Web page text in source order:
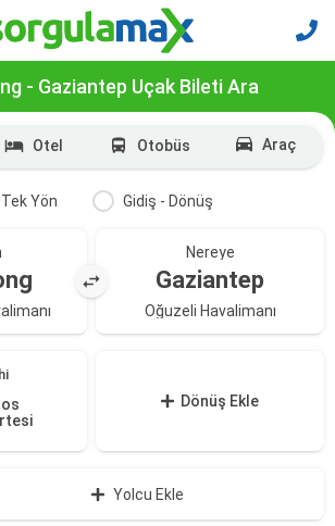
- Gaziantep Uçak Bileti Ara
Otel Otobüs Araç
Tek Yön Gidiş - Dönüş
Nereye
Gaziantep
Oğuzeli Havalimanı
Dönüş Ekle
Yolcu Ekle